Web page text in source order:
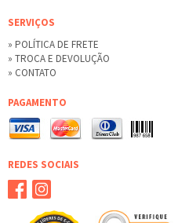
SERVIÇOS
» POLÍTICA DE FRETE
» TROCA E DEVOLUÇÃO
» CONTATO
PAGAMENTO
REDES SOCIAIS